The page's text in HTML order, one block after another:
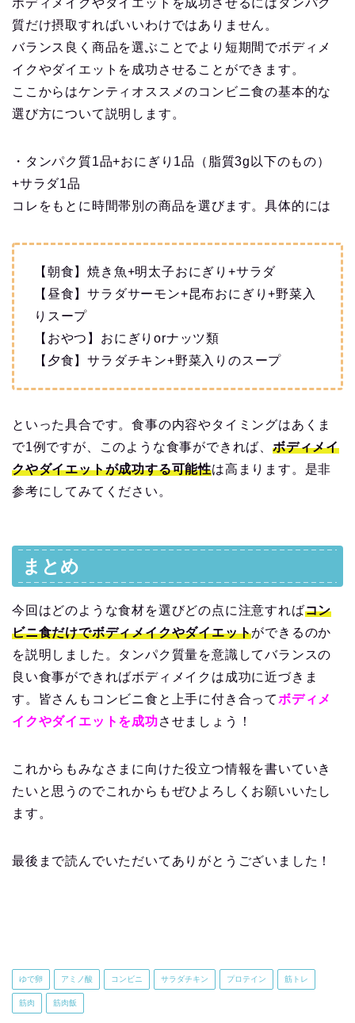
質だけ摂取すればいいわけではありません。
バランス良く商品を選ぶことでより短期間でボディメ
イクやダイエットを成功させることができます。
ここからはケンティオススメのコンビニ食の基本的な
選び方について説明します。
・タンパク質1品+おにぎり1品（脂質3g以下のもの）
+サラダ1品
コレをもとに時間帯別の商品を選びます。具体的には
【朝食】焼き魚+明太子おにぎり+サラダ
【昼食】サラダサーモン+昆布おにぎり+野菜入
りスープ
【おやつ】おにぎりorナッツ類
【夕食】サラダチキン+野菜入りのスープ
といった具合です。食事の内容やタイミングはあくま
で1例ですが、このような食事ができれば、 ボディメイ
クやダイエットが成功する可能性は高まります。是非
参考にしてみてください。
まとめ
今回はどのような食材を選びどの点に注意すればコン
ビニ食だけでボディメイクやダイエットができるのか
を説明しました。タンパク質量を意識してバランスの
良い食事ができればボディメイクは成功に近づきま
す。皆さんもコンビニ食と上手に付き合ってボディメ
イクやダイエットを成功させましょう！
これからもみなさまに向けた役立つ情報を書いていき
たいと思うのでこれからもぜひよろしくお願いいたし
ます。
最後まで読んでいただいてありがとうございました！
ゆで卵 アミノ酸 コンビニ サラダチキン プロテイン 筋トレ
筋肉 筋肉飯